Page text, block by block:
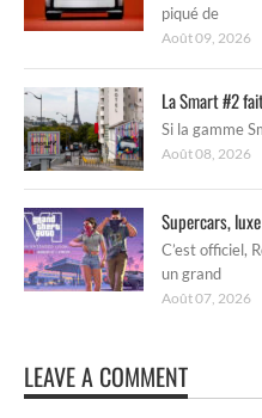
piqué de
Août 09, 2026
La Smart #2
Si la gamme
Août 08, 2026
Supercars,
C’est officiel,
un grand
Août 07, 2026
LEAVE A COMMENT